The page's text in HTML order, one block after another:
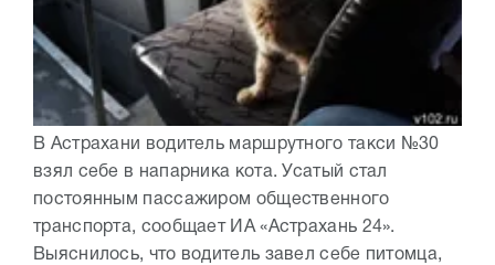
В Астрахани водитель маршрутного такси №30
взял себе в напарника кота. Усатый стал
постоянным пассажиром общественного
транспорта, сообщает ИА «Астрахань 24».
Выяснилось, что водитель завел себе питомца,